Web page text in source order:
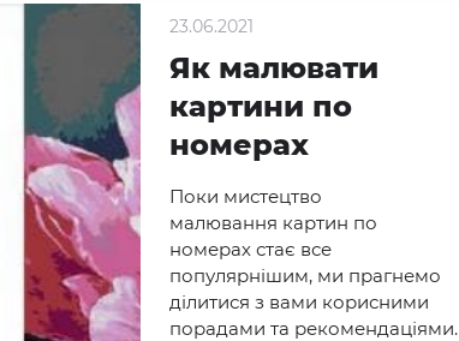
23.06.2021
Як малювати
картини по
номерах
Поки мистецтво
малювання картин по
номерах стає все
популярнішим, ми прагнемо
ділитися з вами корисними
порадами та рекомендаціями.